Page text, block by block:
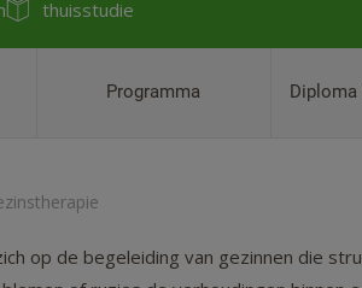
thuisstudie
Programma
op de begeleiding van gezinnen die